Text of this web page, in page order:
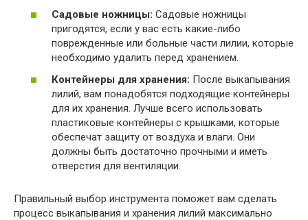
Садовые ножницы: Садовые ножницы
пригодятся, если у вас есть какие-либо
поврежденные или больные части лилии, которые
необходимо удалить перед хранением.
Контейнеры для хранения: После выкапывания
лилий, вам понадобятся подходящие контейнеры
для их хранения. Лучше всего использовать
пластиковые контейнеры с крышками, которые
обеспечат защиту от воздуха и влаги. Они
должны быть достаточно прочными и иметь
отверстия для вентиляции.
Правильный выбор инструмента поможет вам сделать
процесс выкапывания и хранения лилий максимально